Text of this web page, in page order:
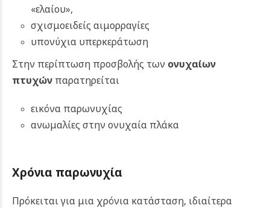
«ελαίου»,
σχισμοειδείς αιμορραγίες
υπονύχια υπερκεράτωση
Στην περίπτωση προσβολής των ονυχαίων
πτυχών παρατηρείται
εικόνα παρωνυχίας
ανωμαλίες στην ονυχαία πλάκα
Χρόνια παρωνυχία
Πρόκειται για μια χρόνια κατάσταση, ιδιαίτερα